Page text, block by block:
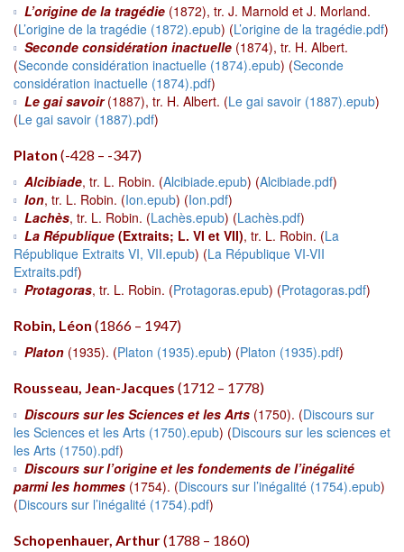
L’origine de la tragédie (1872), tr. J. Marnold et J. Morland.
(L’origine de la tragédie (1872).epub) (L’origine de la tragédie.pdf)
Seconde considération inactuelle (1874), tr. H. Albert.
(Seconde considération inactuelle (1874).epub) (Seconde
considération inactuelle (1874).pdf)
Le gai savoir (1887), tr. H. Albert. (Le gai savoir (1887).epub)
(Le gai savoir (1887).pdf)
Platon (-428 – -347)
Alcibiade, tr. L. Robin. (Alcibiade.epub) (Alcibiade.pdf)
Ion, tr. L. Robin. (Ion.epub) (Ion.pdf)
Lachès, tr. L. Robin. (Lachès.epub) (Lachès.pdf)
La République (Extraits; L. VI et VII), tr. L. Robin. (La
République Extraits VI, VII.epub) (La République VI-VII
Extraits.pdf)
Protagoras, tr. L. Robin. (Protagoras.epub) (Protagoras.pdf)
Robin, Léon (1866 – 1947)
Platon (1935). (Platon (1935).epub) (Platon (1935).pdf)
Rousseau, Jean-Jacques (1712 – 1778)
Discours sur les Sciences et les Arts (1750). (Discours sur
les Sciences et les Arts (1750).epub) (Discours sur les sciences et
les Arts (1750).pdf)
Discours sur l’origine et les fondements de l’inégalité
parmi les hommes (1754). (Discours sur l’inégalité (1754).epub)
(Discours sur l’inégalité (1754).pdf)
Schopenhauer, Arthur(1788 – 1860)